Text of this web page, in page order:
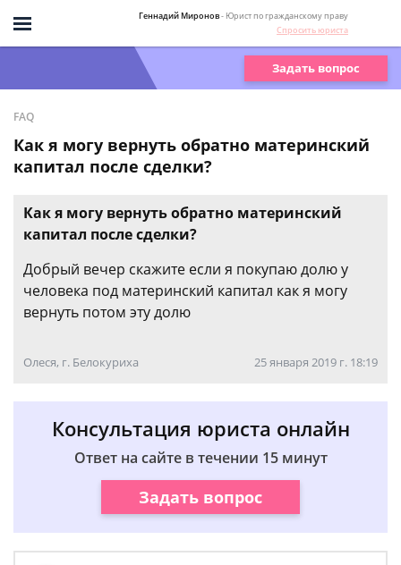
Геннадий Миронов- Юрист по гражданскому праву
Спросить юриста
Задать вопрос
FAQ
Как я могу вернуть обратно материнский
капитал после сделки?
Как я могу вернуть обратно материнский
капитал после сделки?
Добрый вечер скажите если я покупаю долю у
человека под материнский капитал как я могу
вернуть потом эту долю
Олеся, г. Белокуриха 25 января 2019 г. 18:19
Консультация юриста онлайн
Ответ на сайте в течении 15 минут
Задать вопрос